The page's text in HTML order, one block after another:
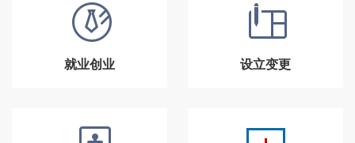
就业创业 设立变更